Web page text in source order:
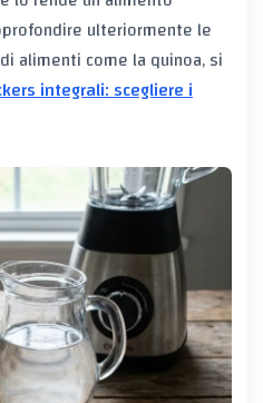
ulteriormente le
alimenti come la quinoa, si
integrali: scegliere i